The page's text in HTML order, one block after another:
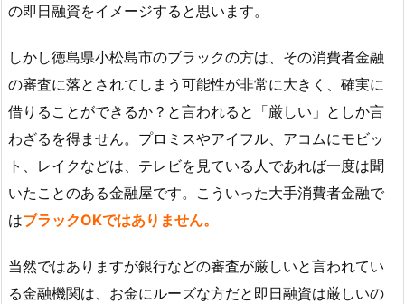
の即日融資をイメージすると思います。
しかし徳島県小松島市のブラックの方は、その消費者金融
の審査に落とされてしまう可能性が非常に大きく、確実に
借りることができるか？と言われると「厳しい」としか言
わざるを得ません。プロミスやアイフル、アコムにモビッ
ト、レイクなどは、テレビを見ている人であれば一度は聞
いたことのある金融屋です。こういった大手消費者金融で
はブラックOKではありません。
当然ではありますが銀行などの審査が厳しいと言われてい
る金融機関は、お金にルーズな方だと即日融資は厳しいの